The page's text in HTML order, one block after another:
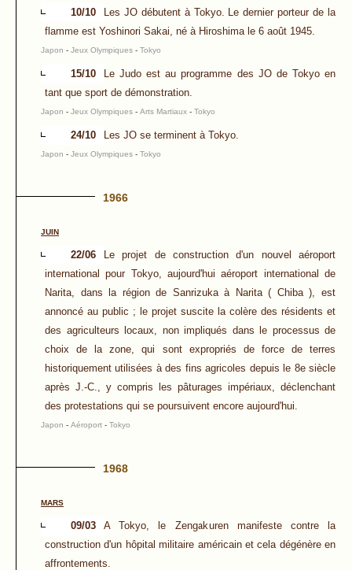
10/10
Les JO débutent à Tokyo. Le dernier porteur de la
flamme est Yoshinori Sakai, né à Hiroshima le 6 août 1945.
Japon - Jeux Olympiques - Tokyo
15/10
Le Judo est au programme des JO de Tokyo en
tant que sport de démonstration.
Japon - Jeux Olympiques - Arts Martiaux - Tokyo
24/10 Les JO se terminent à Tokyo.
Japon - Jeux Olympiques - Tokyo
1966
JUIN
22/06
Le projet de construction d'un nouvel aéroport
international pour Tokyo, aujourd'hui aéroport international de
Narita, dans la région de Sanrizuka à Narita ( Chiba ), est
annoncé au public ; le projet suscite la colère des résidents et
des agriculteurs locaux, non impliqués dans le processus de
choix de la zone, qui sont expropriés de force de terres
historiquement utilisées à des fins agricoles depuis le 8e siècle
après J.-C., y compris les pâturages impériaux, déclenchant
des protestations qui se poursuivent encore aujourd'hui.
Japon - Aéroport - Tokyo
1968
MARS
09/03
A Tokyo, le Zengakuren manifeste contre la
construction d'un hôpital militaire américain et cela dégénère en
affrontements.